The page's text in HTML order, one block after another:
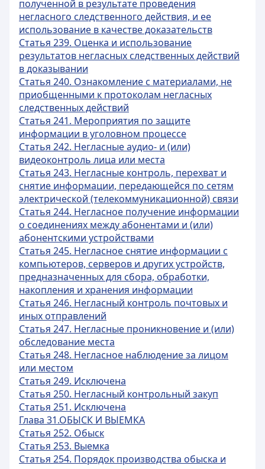
полученной в результате проведения
негласного следственного действия, и ее
использование в качестве доказательств
Статья 239. Оценка и использование
результатов негласных следственных действий
в доказывании
Статья 240. Ознакомление с материалами, не
приобщенными к протоколам негласных
следственных действий
Статья 241. Мероприятия по защите
информации в уголовном процессе
Статья 242. Негласные аудио- и (или)
видеоконтроль лица или места
Статья 243. Негласные контроль, перехват и
снятие информации, передающейся по сетям
электрической (телекоммуникационной) связи
Статья 244. Негласное получение информации
о соединениях между абонентами и (или)
абонентскими устройствами
Статья 245. Негласное снятие информации с
компьютеров, серверов и других устройств,
предназначенных для сбора, обработки,
накопления и хранения информации
Статья 246. Негласный контроль почтовых и
иных отправлений
Статья 247. Негласные проникновение и (или)
обследование места
Статья 248. Негласное наблюдение за лицом
или местом
Статья 249. Исключена
Статья 250. Негласный контрольный закуп
Статья 251. Исключена
Глава 31.ОБЫСК И ВЫЕМКА
Статья 252. Обыск
Статья 253. Выемка
Статья 254. Порядок производства обыска и